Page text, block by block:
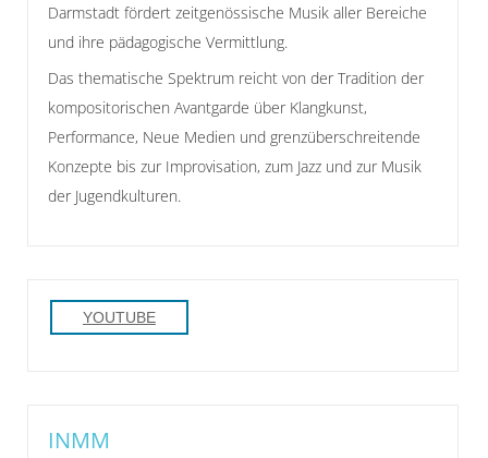
Darmstadt fördert zeitgenössische Musik aller Bereiche
und ihre pädagogische Vermittlung.
Das thematische Spektrum reicht von der Tradition der
kompositorischen Avantgarde über Klangkunst,
Performance, Neue Medien und grenzüberschreitende
Konzepte bis zur Improvisation, zum Jazz und zur Musik
der Jugendkulturen.
YOUTUBE
INMM